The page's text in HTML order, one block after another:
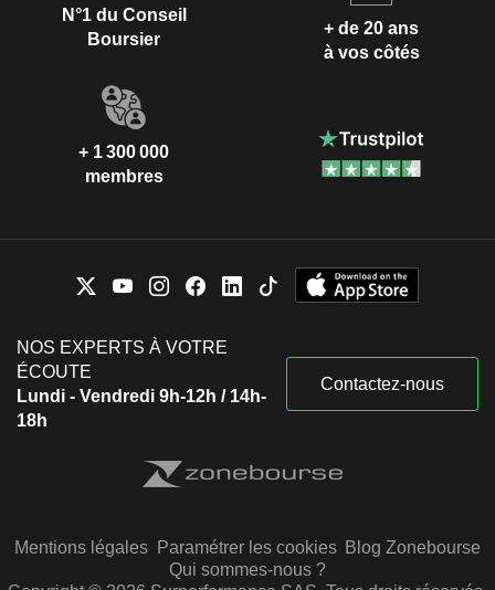
N°1 du Conseil
Boursier
+ de 20 ans
à vos côtés
+ 1 300 000
membres
NOS EXPERTS À VOTRE
ÉCOUTE
Lundi - Vendredi 9h-12h / 14h-
18h
Contactez-nous
Mentions légales Paramétrer les cookies Blog Zonebourse
Qui sommes-nous ?